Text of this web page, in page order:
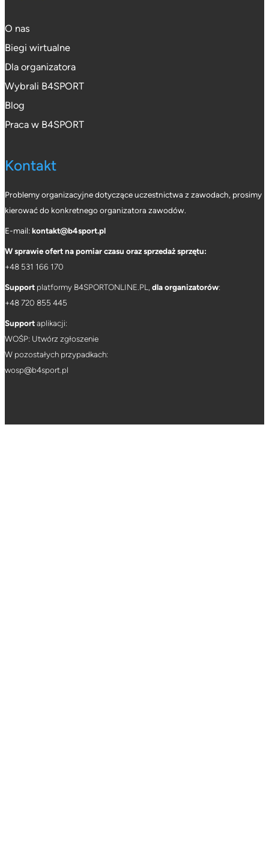
O nas
Biegi wirtualne
Dla organizatora
Wybrali B4SPORT
Blog
Praca w B4SPORT
Kontakt
Problemy organizacyjne dotyczące uczestnictwa z zawodach, prosimy
kierować do konkretnego organizatora zawodów.
E-mail:kontakt@b4sport.pl
W sprawie ofert na pomiar czasu oraz sprzedaż sprzętu:
+48 531 166 170
Support platformy B4SPORTONLINE.PL, dla organizatorów:
+48 720 855 445
Supportaplikacji:
WOŚP: Utwórz zgłoszenie
W pozostałych przypadkach:
wosp@b4sport.pl